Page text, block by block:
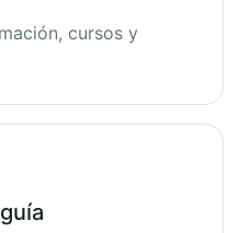
cursos y